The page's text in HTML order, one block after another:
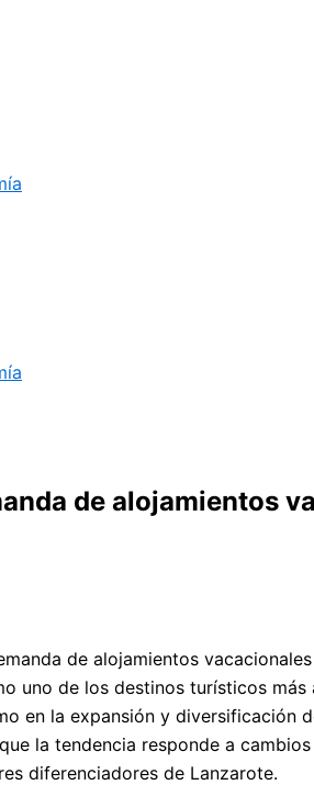
de alojamientos
de alojamientos
uno de los destinos turísticos
en la expansión y diversificación
la tendencia responde a
diferenciadores de Lanzarote.